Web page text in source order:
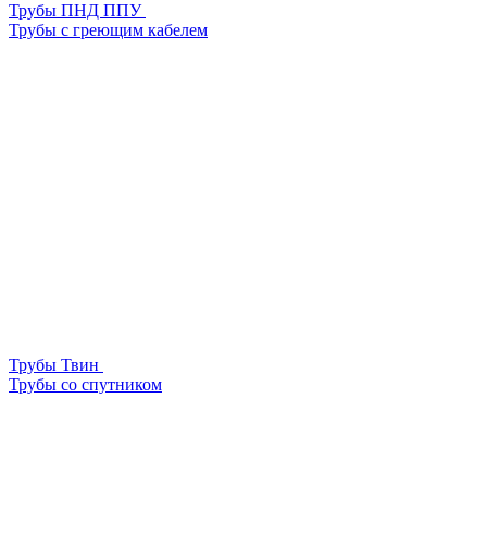
Трубы ПНД ППУ
Трубы с греющим кабелем
Трубы Твин
Трубы со спутником